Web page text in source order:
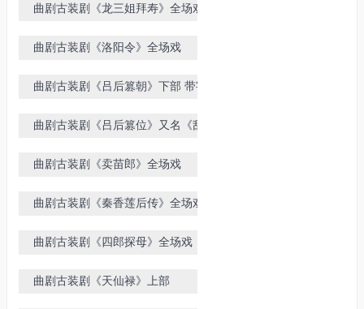
曲剧古装剧《龙三姐拜寿》全场戏
曲剧古装剧《洛阳令》全场戏
曲剧古装剧《吕后篡朝》下部 带字
曲剧古装剧《吕后篡位》又名《乱西
曲剧古装剧《卖苗郎》全场戏
曲剧古装剧《秦香莲后传》全场戏
曲剧古装剧《四郎探母》全场戏
曲剧古装剧《天仙禄》上部